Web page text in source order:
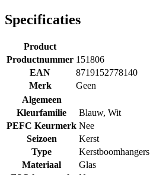
Specificaties
Product
Productnummer 151806
EAN
8719152778140
Merk
Geen
Algemeen
Kleurfamilie
Blauw, Wit
PEFC Keurmerk Nee
Seizoen
Kerst
Type
Kerstboomhangers
Materiaal
Glas